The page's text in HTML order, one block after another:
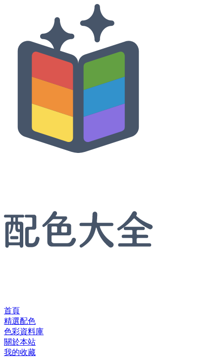
首頁
精選配色
色彩資料庫
關於本站
我的收藏